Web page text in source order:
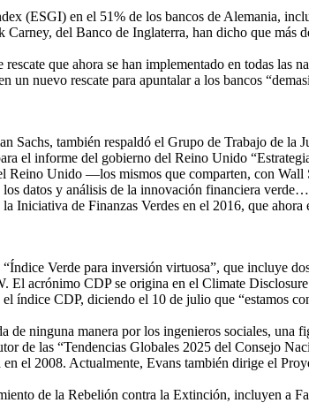
(ESGI) en el 51% de los bancos de Alemania,
del Banco de Inglaterra, han dicho que más
que ahora se han implementado en todas las
nuevo rescate para apuntalar a los bancos
Sachs, también respaldó el Grupo de Trabajo de la
el informe del gobierno del Reino Unido
Unido —los mismos que comparten, con
datos y análisis de la innovación financiera
Iniciativa de Finanzas Verdes en el 2016, que
Verde para inversión virtuosa”, que incluye
acrónimo CDP se origina en el Climate
CDP, diciendo el 10 de julio que “estamos
de ninguna manera por los ingenieros sociales,
de las “Tendencias Globales 2025 del Consejo
el 2008. Actualmente, Evans también dirige el
de la Rebelión contra la Extinción, incluyen a